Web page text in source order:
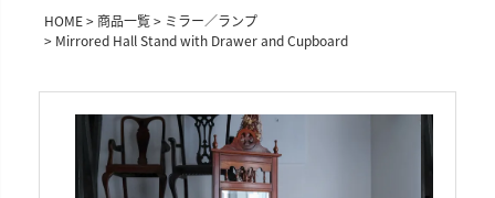
HOME
商品一覧
ミラー／ランプ
Mirrored Hall Stand with Drawer and Cupboard